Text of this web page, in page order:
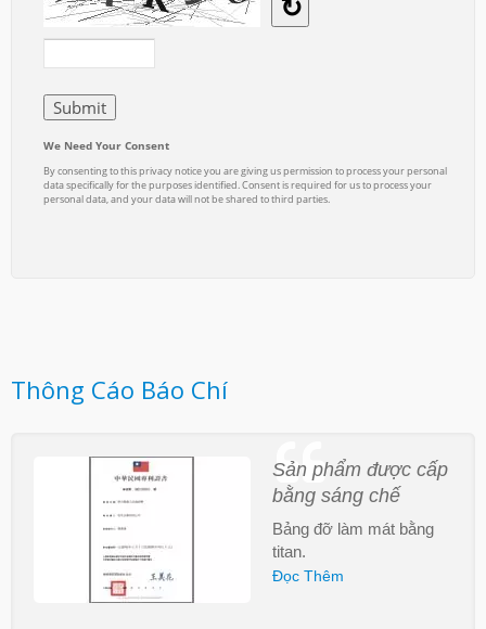
Thông Cáo Báo Chí
Sản phẩm được cấp
bằng sáng chế
Bảng đỡ làm mát bằng
titan.
Đọc Thêm